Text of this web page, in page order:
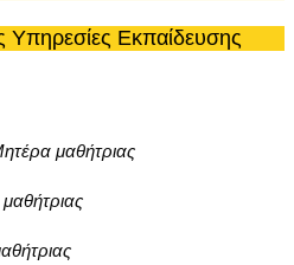
Υπηρεσίες Εκπαίδευσης
μαθήτριας